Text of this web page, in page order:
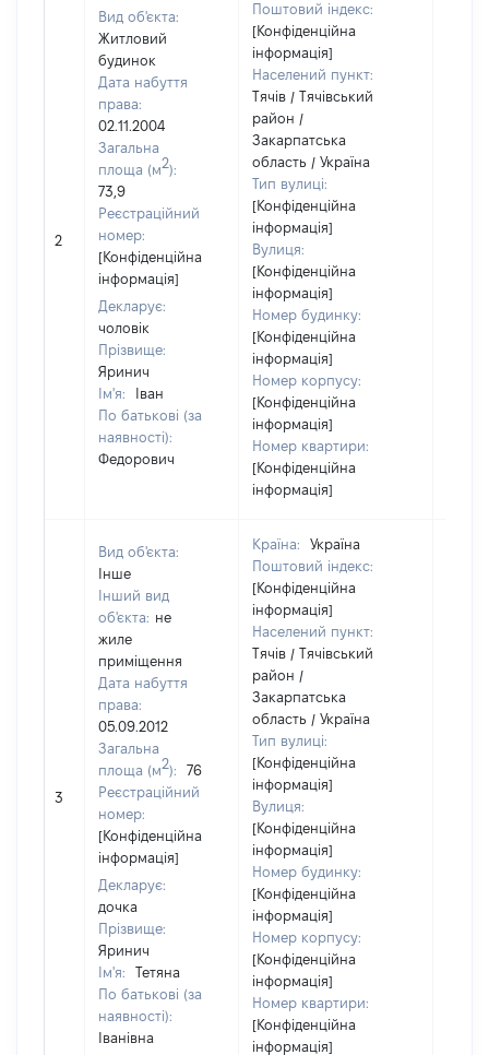
2
Вид об'єкта:
Житловий
будинок
Дата набуття
права:
02.11.2004
Загальна
площа (м2):
73,9
Реєстраційний
номер:
[Конфіденційна
інформація]
Декларує:
чоловік
Прізвище:
Яринич
Ім'я:
Іван
По батькові (за
наявності):
Федорович
Поштовий індекс:
[Конфіденційна
інформація]
Населений пункт:
Тячів / Тячівський
район /
Закарпатська
область / Україна
Тип вулиці:
[Конфіденційна
інформація]
Вулиця:
[Конфіденційна
інформація]
Номер будинку:
[Конфіденційна
інформація]
Номер корпусу:
[Конфіденційна
інформація]
Номер квартири:
[Конфіденційна
інформація]
3
Вид об'єкта:
Інше
Інший вид
об'єкта: не
жиле
приміщення
Дата набуття
права:
05.09.2012
Загальна
площа (м2):
76
Реєстраційний
номер:
[Конфіденційна
інформація]
Декларує:
дочка
Прізвище:
Яринич
Ім'я:
Тетяна
По батькові (за
наявності):
Іванівна
Країна:
Україна
Поштовий індекс:
[Конфіденційна
інформація]
Населений пункт:
Тячів / Тячівський
район /
Закарпатська
область / Україна
Тип вулиці:
[Конфіденційна
інформація]
Вулиця:
[Конфіденційна
інформація]
Номер будинку:
[Конфіденційна
інформація]
Номер корпусу:
[Конфіденційна
інформація]
Номер квартири:
[Конфіденційна
інформація]